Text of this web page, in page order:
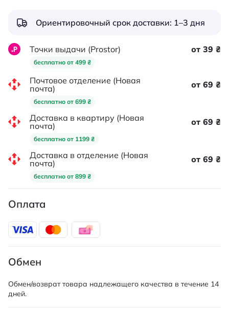
Ориентировочный срок доставки: 1–3 дня
Точки выдачи (Prostor)
бесплатно от 499 ₴
от 39 ₴
Почтовое отделение (Новая
почта)
бесплатно от 699 ₴
от 69 ₴
Доставка в квартиру (Новая
почта)
бесплатно от 1199 ₴
от 69 ₴
Доставка в отделение (Новая
почта)
бесплатно от 899 ₴
от 69 ₴
Оплата
Обмен
Обмен/возврат товара надлежащего качества в течение 14
дней.